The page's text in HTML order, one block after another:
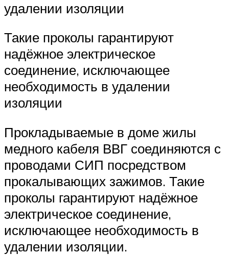
удалении изоляции
Такие проколы гарантируют
надёжное электрическое
соединение, исключающее
необходимость в удалении
изоляции
Прокладываемые в доме жилы
медного кабеля ВВГ соединяются с
проводами СИП посредством
прокалывающих зажимов. Такие
проколы гарантируют надёжное
электрическое соединение,
исключающее необходимость в
удалении изоляции.